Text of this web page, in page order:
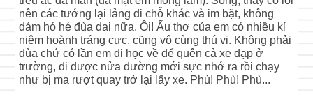
nên các tướng lại lảng đi chỗ khác và im bặt, không
dám hó hé đùa dai nữa. Ôi! Ấu thơ của em có nhiều kỉ
niệm hoành tráng cực, cũng vô cùng thú vị. Không phải
đùa chứ có lần em đi học về để quên cả xe đạp ở
trường, đi được nửa đường mới sực nhớ ra rồi chạy
như bị ma rượt quay trở lại lấy xe. Phù! Phù! Phù...